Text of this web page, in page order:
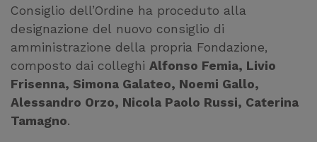
Consiglio dell’Ordine ha proceduto alla
designazione del nuovo consiglio di
amministrazione della propria Fondazione,
composto dai colleghi Alfonso Femia, Livio
Frisenna, Simona Galateo, Noemi Gallo,
Alessandro Orzo, Nicola Paolo Russi, Caterina
Tamagno.